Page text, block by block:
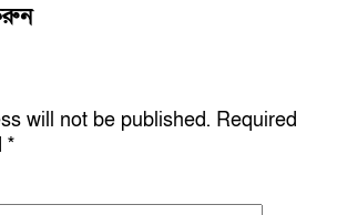
will not be published. Required
*